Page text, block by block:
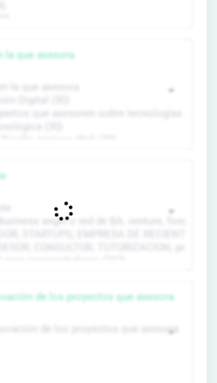
la que asesora
de los proyectos que asesora